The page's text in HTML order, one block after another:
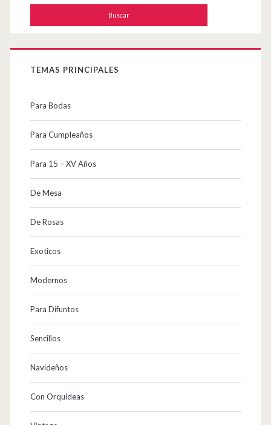
TEMAS PRINCIPALES
Para Bodas
Para Cumpleaños
Para 15 – XV Años
De Mesa
De Rosas
Exoticos
Modernos
Para Difuntos
Sencillos
Navideños
Con Orquideas